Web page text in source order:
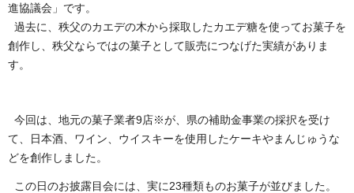
進協議会」です。
過去に、秩父のカエデの木から採取したカエデ糖を使ってお菓子を
創作し、秩父ならではの菓子として販売につなげた実績がありま
す。
今回は、地元の菓子業者9店※が、県の補助金事業の採択を受け
て、日本酒、ワイン、ウイスキーを使用したケーキやまんじゅうな
どを創作しました。
この日のお披露目会には、実に23種類ものお菓子が並びました。